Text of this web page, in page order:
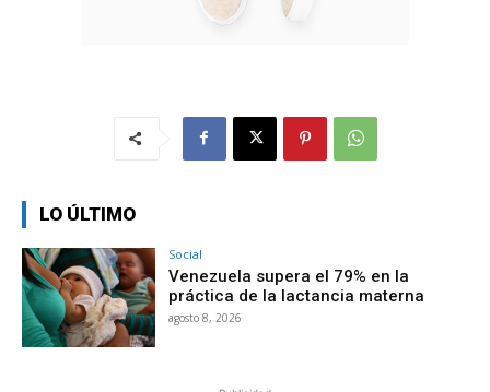
LO ÚLTIMO
Social
Venezuela supera el 79% en la
práctica de la lactancia materna
agosto 8, 2026